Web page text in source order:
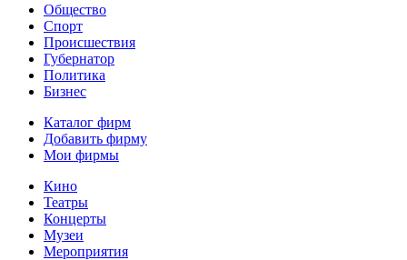
Общество
Спорт
Происшествия
Губернатор
Политика
Бизнес
Каталог фирм
Добавить фирму
Мои фирмы
Кино
Театры
Концерты
Музеи
Мероприятия